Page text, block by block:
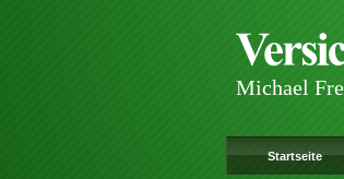
Michael
Startseite